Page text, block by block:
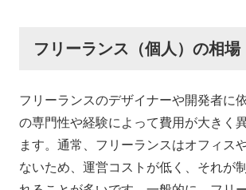
フリーランス（個人）の相場
フリーランスのデザイナーや開発者に
の専門性や経験によって費用が大きく
ます。通常、フリーランスはオフィス
ないため、運営コストが低く、それが